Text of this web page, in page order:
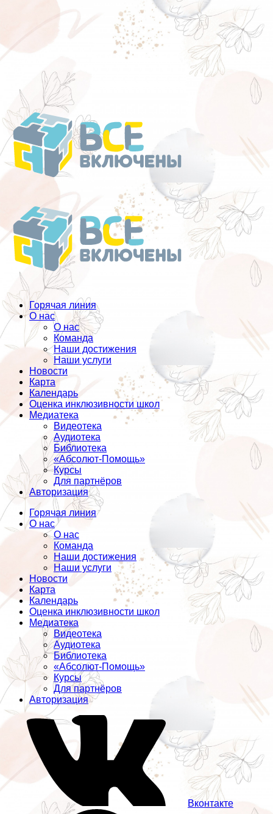
Перейти
к
содержанию
Горячая линия
О нас
О нас
Команда
Наши достижения
Наши услуги
Новости
Карта
Календарь
Оценка инклюзивности школ
Медиатека
Видеотека
Аудиотека
Библиотека
«Абсолют-Помощь»
Курсы
Для партнёров
Авторизация
Горячая линия
О нас
О нас
Команда
Наши достижения
Наши услуги
Новости
Карта
Календарь
Оценка инклюзивности школ
Медиатека
Видеотека
Аудиотека
Библиотека
«Абсолют-Помощь»
Курсы
Для партнёров
Авторизация
Вконтакте